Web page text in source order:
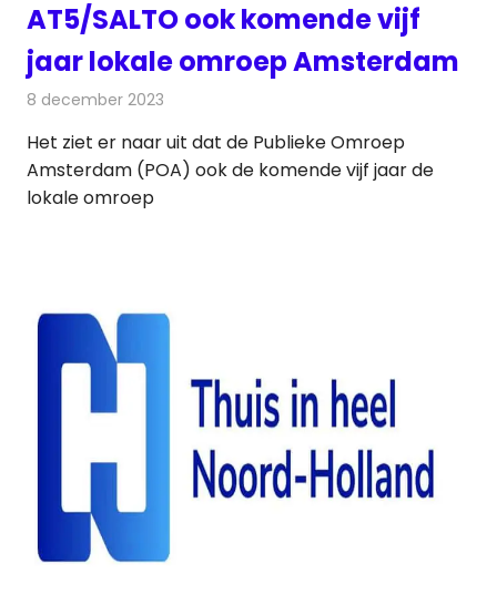
AT5/SALTO ook komende vijf
jaar lokale omroep Amsterdam
8 december 2023
Het ziet er naar uit dat de Publieke Omroep
Amsterdam (POA) ook de komende vijf jaar de
lokale omroep